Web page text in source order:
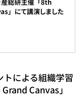
トによる組織学習
Canvas」